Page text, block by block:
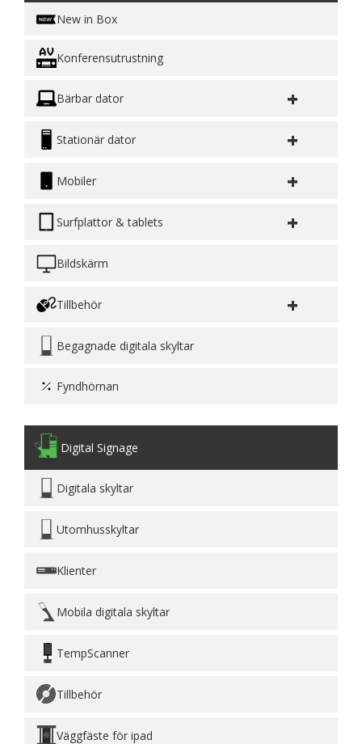
New in Box
Konferensutrustning
Bärbar dator +
Stationär dator +
Mobiler +
Surfplattor & tablets +
Bildskärm
Tillbehör +
Begagnade digitala skyltar
Fyndhörnan
Digital Signage
Digitala skyltar
Utomhusskyltar
Klienter
Mobila digitala skyltar
TempScanner
Tillbehör
Väggfäste för ipad